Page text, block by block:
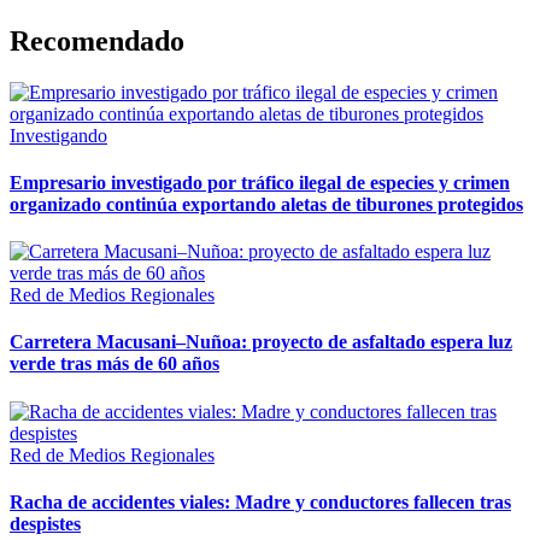
Recomendado
Investigando
Empresario investigado por tráfico ilegal de especies y crimen
organizado continúa exportando aletas de tiburones protegidos
Red de Medios Regionales
Carretera Macusani–Nuñoa: proyecto de asfaltado espera luz
verde tras más de 60 años
Red de Medios Regionales
Racha de accidentes viales: Madre y conductores fallecen tras
despistes